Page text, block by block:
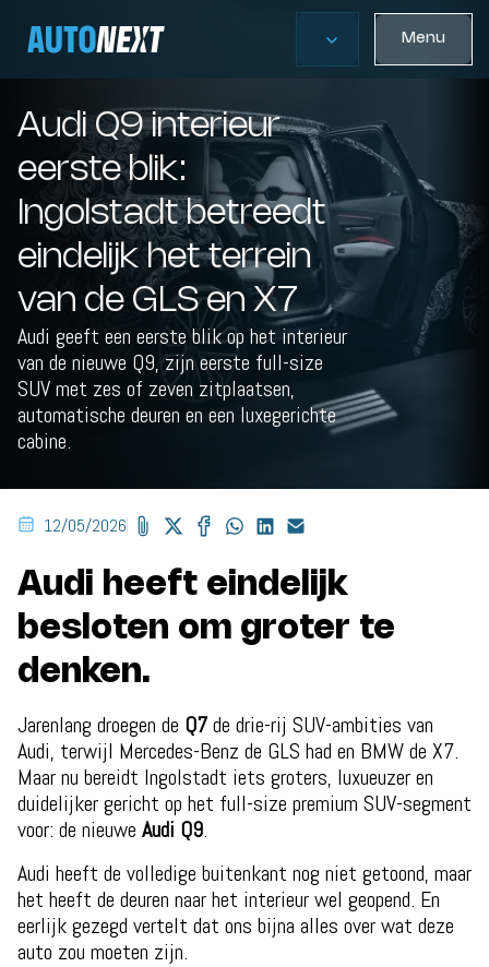
Menu
Audi Q9 interieur
eerste blik:
Ingolstadt betreedt
eindelijk het terrein
van de GLS en X7
Audi geeft een eerste blik op het interieur
van de nieuwe Q9, zijn eerste full-size
SUV met zes of zeven zitplaatsen,
automatische deuren en een luxegerichte
cabine.
12/05/2026
Audi heeft eindelijk
besloten om groter te
denken.
Jarenlang droegen de Q7de drie-rij SUV-ambities van
Audi, terwijl Mercedes-Benz de GLS had en BMW de X7.
Maar nu bereidt Ingolstadt iets groters, luxueuzer en
duidelijker gericht op het full-size premium SUV-segment
voor: de nieuwe Audi Q9.
Audi heeft de volledige buitenkant nog niet getoond, maar
het heeft de deuren naar het interieur wel geopend. En
eerlijk gezegd vertelt dat ons bijna alles over wat deze
auto zou moeten zijn.